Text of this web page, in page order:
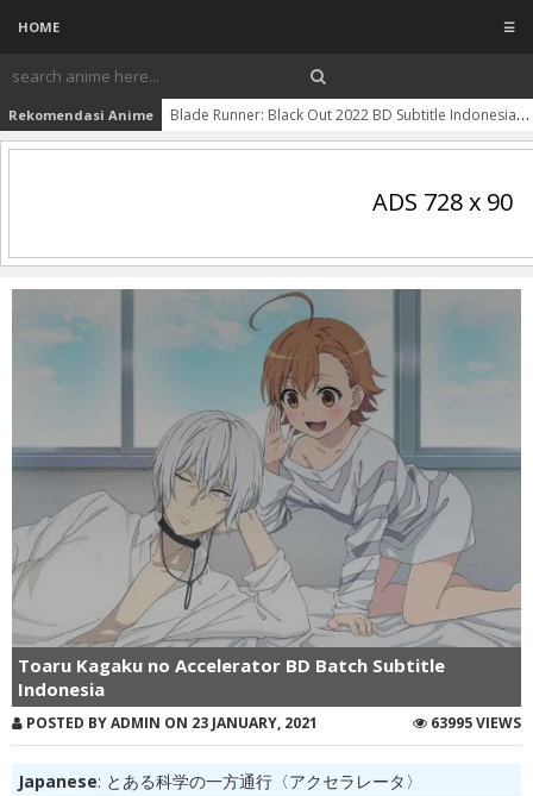
HOME ☰
Rekomendasi Anime Blade Runner: Black Out 2022 BD Subtitle Indonesia
ADS 728 x 90
Toaru Kagaku no Accelerator BD Batch Subtitle
Indonesia
POSTED BY ADMIN ON 23 JANUARY, 2021 63995 VIEWS
Japanese: とある科学の一方通行〈アクセラレータ〉